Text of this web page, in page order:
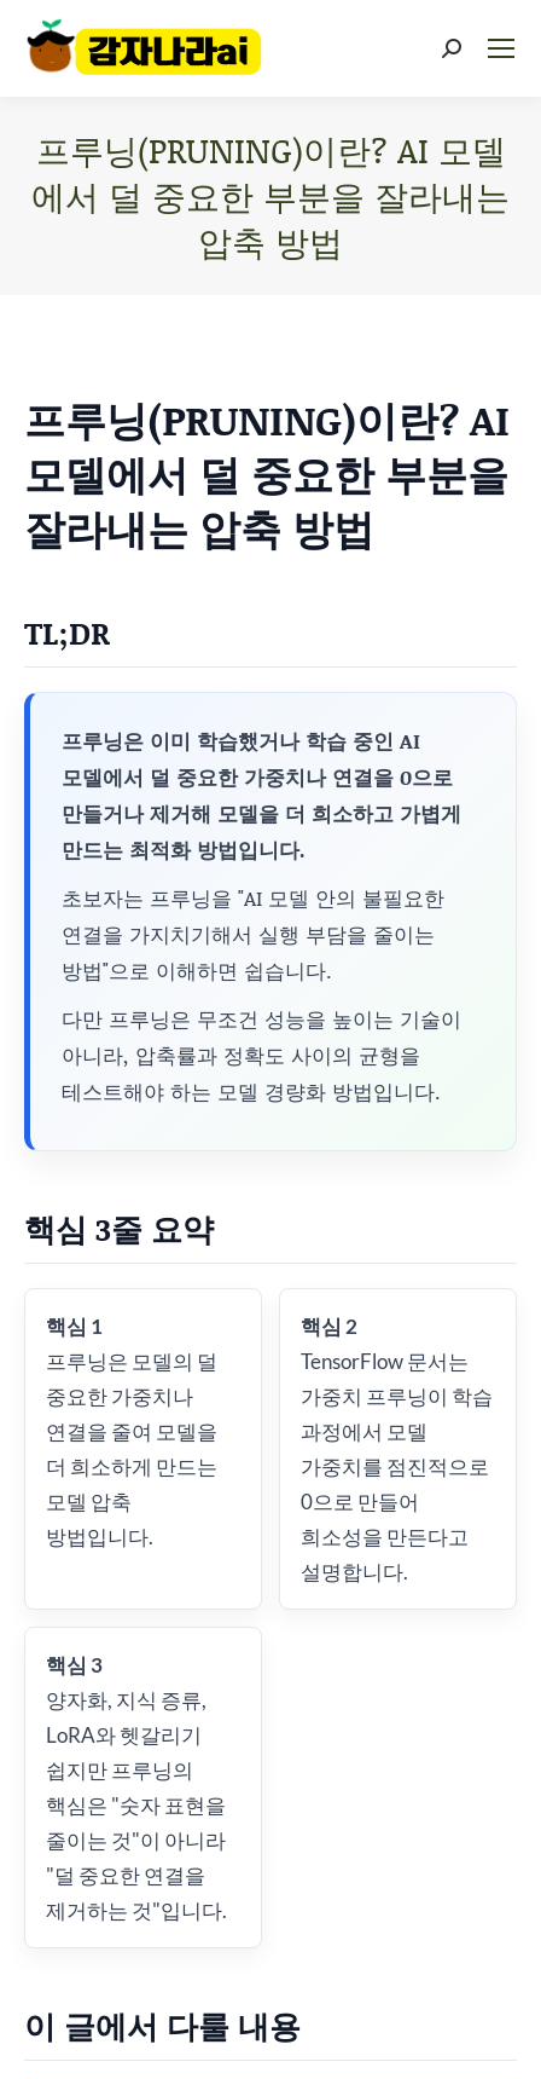
프루닝(PRUNING)이란? AI 모델
에서 덜 중요한 부분을 잘라내는
압축 방법
프루닝(PRUNING)이란? AI
모델에서 덜 중요한 부분을
잘라내는 압축 방법
TL;DR
프루닝은 이미 학습했거나 학습 중인 AI
모델에서 덜 중요한 가중치나 연결을 0으로
만들거나 제거해 모델을 더 희소하고 가볍게
만드는 최적화 방법입니다.
초보자는 프루닝을 "AI 모델 안의 불필요한
연결을 가지치기해서 실행 부담을 줄이는
방법"으로 이해하면 쉽습니다.
다만 프루닝은 무조건 성능을 높이는 기술이
아니라, 압축률과 정확도 사이의 균형을
테스트해야 하는 모델 경량화 방법입니다.
핵심 3줄 요약
핵심 1
프루닝은 모델의 덜
중요한 가중치나
연결을 줄여 모델을
더 희소하게 만드는
모델 압축
방법입니다.
핵심 2
TensorFlow 문서는
가중치 프루닝이 학습
과정에서 모델
가중치를 점진적으로
0으로 만들어
희소성을 만든다고
설명합니다.
핵심 3
양자화, 지식 증류,
LoRA와 헷갈리기
쉽지만 프루닝의
핵심은 "숫자 표현을
줄이는 것"이 아니라
"덜 중요한 연결을
제거하는 것"입니다.
이 글에서 다룰 내용